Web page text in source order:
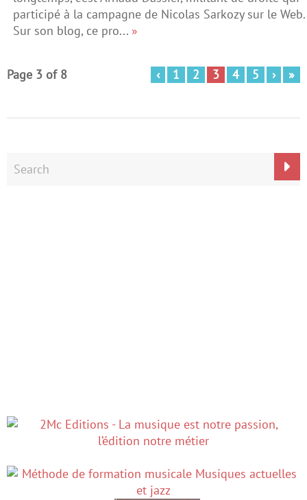
participé à la campagne de Nicolas Sarkozy sur le Web.
Sur son blog, ce pro... »
Page 3 of 8 ‹ 1 2 3 4 5 › »